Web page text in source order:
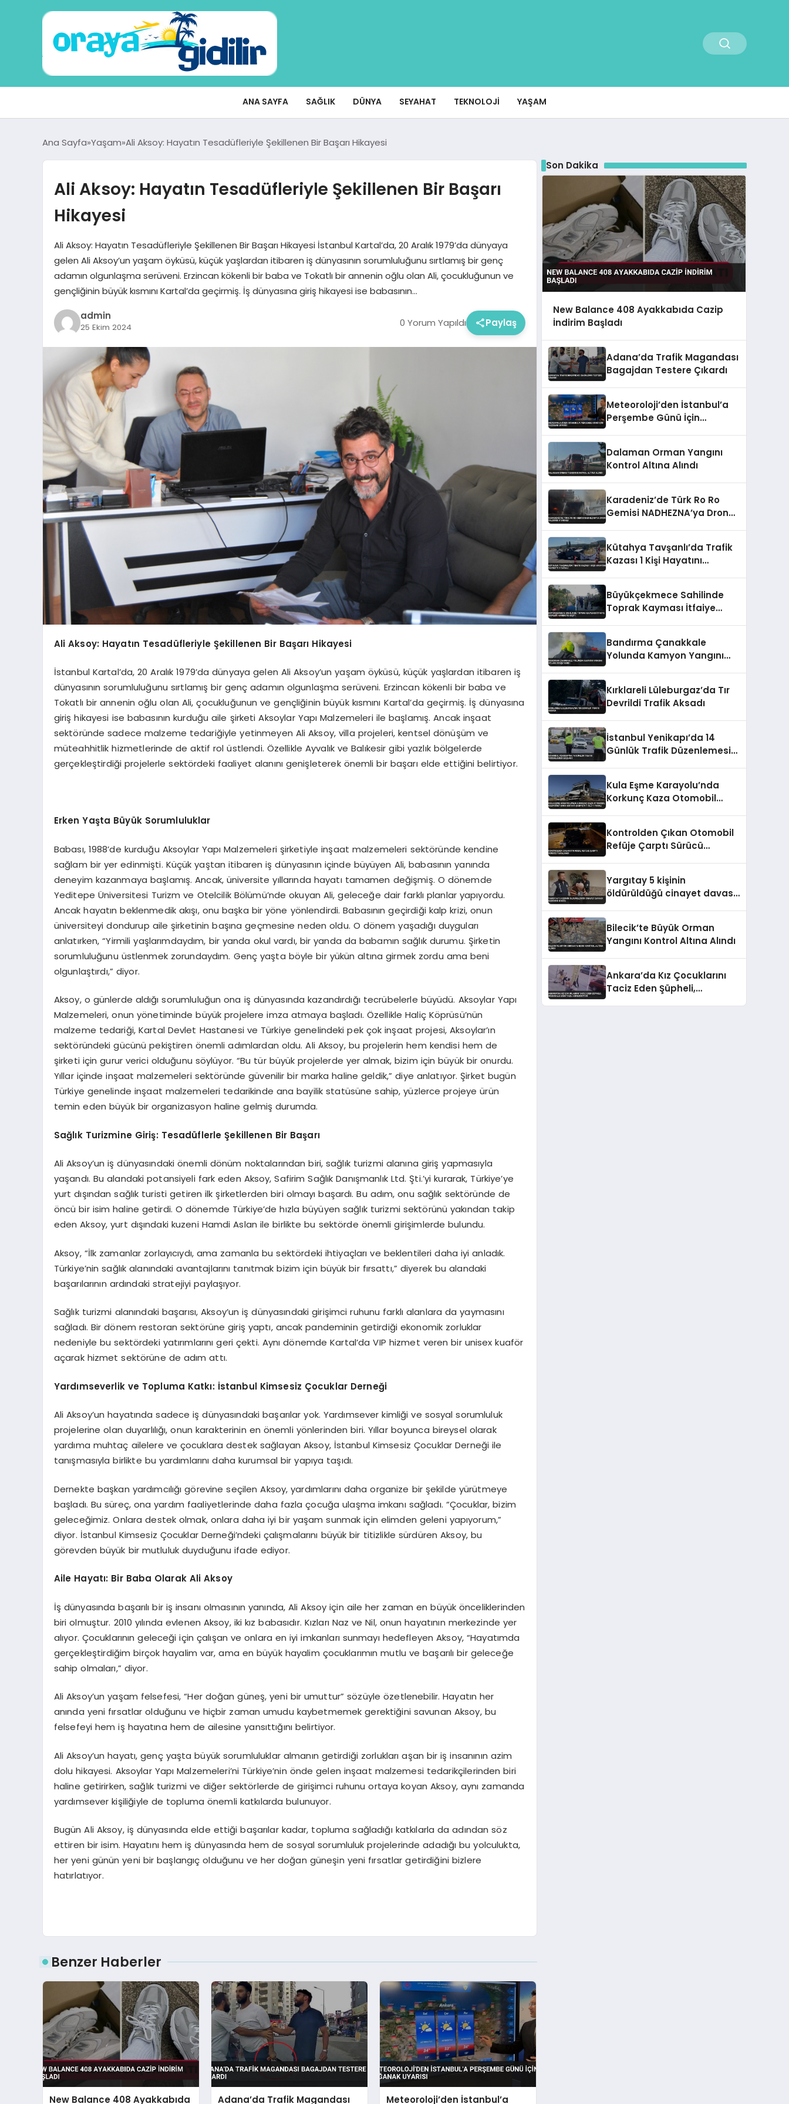
ANA SAYFA SAĞLIK DÜNYA SEYAHAT TEKNOLOJI YAŞAM
Ana Sayfa Yaşam Ali Aksoy: Hayatın Tesadüfleriyle Şekillenen Bir Başarı Hikayesi
Ali Aksoy: Hayatın Tesadüfleriyle Şekillenen Bir Başarı
Hikayesi
Ali Aksoy: Hayatın Tesadüfleriyle Şekillenen Bir Başarı Hikayesi İstanbul Kartal’da, 20 Aralık 1979’da dünyaya
gelen Ali Aksoy’un yaşam öyküsü, küçük yaşlardan itibaren iş dünyasının sorumluluğunu sırtlamış bir genç
adamın olgunlaşma serüveni. Erzincan kökenli bir baba ve Tokatlı bir annenin oğlu olan Ali, çocukluğunun ve
gençliğinin büyük kısmını Kartal’da geçirmiş. İş dünyasına giriş hikayesi ise babasının…
admin
25 Ekim 2024 0 Yorum Yapıldı Paylaş
Ali Aksoy: Hayatın Tesadüfleriyle Şekillenen Bir Başarı Hikayesi
İstanbul Kartal’da, 20 Aralık 1979’da dünyaya gelen Ali Aksoy’un yaşam öyküsü, küçük yaşlardan itibaren iş
dünyasının sorumluluğunu sırtlamış bir genç adamın olgunlaşma serüveni. Erzincan kökenli bir baba ve
Tokatlı bir annenin oğlu olan Ali, çocukluğunun ve gençliğinin büyük kısmını Kartal’da geçirmiş. İş dünyasına
giriş hikayesi ise babasının kurduğu aile şirketi Aksoylar Yapı Malzemeleri ile başlamış. Ancak inşaat
sektöründe sadece malzeme tedariğiyle yetinmeyen Ali Aksoy, villa projeleri, kentsel dönüşüm ve
müteahhitlik hizmetlerinde de aktif rol üstlendi. Özellikle Ayvalık ve Balıkesir gibi yazlık bölgelerde
gerçekleştirdiği projelerle sektördeki faaliyet alanını genişleterek önemli bir başarı elde ettiğini belirtiyor.
Erken Yaşta Büyük Sorumluluklar
Babası, 1988’de kurduğu Aksoylar Yapı Malzemeleri şirketiyle inşaat malzemeleri sektöründe kendine
sağlam bir yer edinmişti. Küçük yaştan itibaren iş dünyasının içinde büyüyen Ali, babasının yanında
deneyim kazanmaya başlamış. Ancak, üniversite yıllarında hayatı tamamen değişmiş. O dönemde
Yeditepe Üniversitesi Turizm ve Otelcilik Bölümü’nde okuyan Ali, geleceğe dair farklı planlar yapıyordu.
Ancak hayatın beklenmedik akışı, onu başka bir yöne yönlendirdi. Babasının geçirdiği kalp krizi, onun
üniversiteyi dondurup aile şirketinin başına geçmesine neden oldu. O dönem yaşadığı duyguları
anlatırken, “Yirmili yaşlarımdaydım, bir yanda okul vardı, bir yanda da babamın sağlık durumu. Şirketin
sorumluluğunu üstlenmek zorundaydım. Genç yaşta böyle bir yükün altına girmek zordu ama beni
olgunlaştırdı,” diyor.
Aksoy, o günlerde aldığı sorumluluğun ona iş dünyasında kazandırdığı tecrübelerle büyüdü. Aksoylar Yapı
Malzemeleri, onun yönetiminde büyük projelere imza atmaya başladı. Özellikle Haliç Köprüsü’nün
malzeme tedariği, Kartal Devlet Hastanesi ve Türkiye genelindeki pek çok inşaat projesi, Aksoylar’ın
sektöründeki gücünü pekiştiren önemli adımlardan oldu. Ali Aksoy, bu projelerin hem kendisi hem de
şirketi için gurur verici olduğunu söylüyor. “Bu tür büyük projelerde yer almak, bizim için büyük bir onurdu.
Yıllar içinde inşaat malzemeleri sektöründe güvenilir bir marka haline geldik,” diye anlatıyor. Şirket bugün
Türkiye genelinde inşaat malzemeleri tedarikinde ana bayilik statüsüne sahip, yüzlerce projeye ürün
temin eden büyük bir organizasyon haline gelmiş durumda.
Sağlık Turizmine Giriş: Tesadüflerle Şekillenen Bir Başarı
Ali Aksoy’un iş dünyasındaki önemli dönüm noktalarından biri, sağlık turizmi alanına giriş yapmasıyla
yaşandı. Bu alandaki potansiyeli fark eden Aksoy, Safirim Sağlık Danışmanlık Ltd. Şti.’yi kurarak, Türkiye’ye
yurt dışından sağlık turisti getiren ilk şirketlerden biri olmayı başardı. Bu adım, onu sağlık sektöründe de
öncü bir isim haline getirdi. O dönemde Türkiye’de hızla büyüyen sağlık turizmi sektörünü yakından takip
eden Aksoy, yurt dışındaki kuzeni Hamdi Aslan ile birlikte bu sektörde önemli girişimlerde bulundu.
Aksoy, “İlk zamanlar zorlayıcıydı, ama zamanla bu sektördeki ihtiyaçları ve beklentileri daha iyi anladık.
Türkiye’nin sağlık alanındaki avantajlarını tanıtmak bizim için büyük bir fırsattı,” diyerek bu alandaki
başarılarının ardındaki stratejiyi paylaşıyor.
Sağlık turizmi alanındaki başarısı, Aksoy’un iş dünyasındaki girişimci ruhunu farklı alanlara da yaymasını
sağladı. Bir dönem restoran sektörüne giriş yaptı, ancak pandeminin getirdiği ekonomik zorluklar
nedeniyle bu sektördeki yatırımlarını geri çekti. Aynı dönemde Kartal’da VIP hizmet veren bir unisex kuaför
açarak hizmet sektörüne de adım attı.
Yardımseverlik ve Topluma Katkı: İstanbul Kimsesiz Çocuklar Derneği
Ali Aksoy’un hayatında sadece iş dünyasındaki başarılar yok. Yardımsever kimliği ve sosyal sorumluluk
projelerine olan duyarlılığı, onun karakterinin en önemli yönlerinden biri. Yıllar boyunca bireysel olarak
yardıma muhtaç ailelere ve çocuklara destek sağlayan Aksoy, İstanbul Kimsesiz Çocuklar Derneği ile
tanışmasıyla birlikte bu yardımlarını daha kurumsal bir yapıya taşıdı.
Dernekte başkan yardımcılığı görevine seçilen Aksoy, yardımlarını daha organize bir şekilde yürütmeye
başladı. Bu süreç, ona yardım faaliyetlerinde daha fazla çocuğa ulaşma imkanı sağladı. “Çocuklar, bizim
geleceğimiz. Onlara destek olmak, onlara daha iyi bir yaşam sunmak için elimden geleni yapıyorum,”
diyor. İstanbul Kimsesiz Çocuklar Derneği’ndeki çalışmalarını büyük bir titizlikle sürdüren Aksoy, bu
görevden büyük bir mutluluk duyduğunu ifade ediyor.
Aile Hayatı: Bir Baba Olarak Ali Aksoy
İş dünyasında başarılı bir iş insanı olmasının yanında, Ali Aksoy için aile her zaman en büyük önceliklerinden
biri olmuştur. 2010 yılında evlenen Aksoy, iki kız babasıdır. Kızları Naz ve Nil, onun hayatının merkezinde yer
alıyor. Çocuklarının geleceği için çalışan ve onlara en iyi imkanları sunmayı hedefleyen Aksoy, “Hayatımda
gerçekleştirdiğim birçok hayalim var, ama en büyük hayalim çocuklarımın mutlu ve başarılı bir geleceğe
sahip olmaları,” diyor.
Ali Aksoy’un yaşam felsefesi, “Her doğan güneş, yeni bir umuttur” sözüyle özetlenebilir. Hayatın her
anında yeni fırsatlar olduğunu ve hiçbir zaman umudu kaybetmemek gerektiğini savunan Aksoy, bu
felsefeyi hem iş hayatına hem de ailesine yansıttığını belirtiyor.
Ali Aksoy’un hayatı, genç yaşta büyük sorumluluklar almanın getirdiği zorlukları aşan bir iş insanının azim
dolu hikayesi. Aksoylar Yapı Malzemeleri’ni Türkiye’nin önde gelen inşaat malzemesi tedarikçilerinden biri
haline getirirken, sağlık turizmi ve diğer sektörlerde de girişimci ruhunu ortaya koyan Aksoy, aynı zamanda
yardımsever kişiliğiyle de topluma önemli katkılarda bulunuyor.
Bugün Ali Aksoy, iş dünyasında elde ettiği başarılar kadar, topluma sağladığı katkılarla da adından söz
ettiren bir isim. Hayatını hem iş dünyasında hem de sosyal sorumluluk projelerinde adadığı bu yolculukta,
her yeni günün yeni bir başlangıç olduğunu ve her doğan güneşin yeni fırsatlar getirdiğini bizlere
hatırlatıyor.
Benzer Haberler
New Balance 408 Ayakkabıda Adana’da Trafik Magandası Meteoroloji’den İstanbul’a
Son Dakika
New Balance 408 Ayakkabıda Cazip
İndirim Başladı
Adana’da Trafik Magandası
Bagajdan Testere Çıkardı
Meteoroloji’den İstanbul’a
Perşembe Günü İçin
Dalaman Orman Yangını
Kontrol Altına Alındı
Karadeniz’de Türk Ro Ro
Gemisi NADHEZNA’ya Dron
Kütahya Tavşanlı’da Trafik
Kazası 1 Kişi Hayatını
Büyükçekmece Sahilinde
Toprak Kayması İtfaiye
Bandırma Çanakkale
Yolunda Kamyon Yangını
Kırklareli Lüleburgaz’da Tır
Devrildi Trafik Aksadı
İstanbul Yenikapı’da 14
Günlük Trafik Düzenlemesi
Kula Eşme Karayolu’nda
Korkunç Kaza Otomobil
Kontrolden Çıkan Otomobil
Refüje Çarptı Sürücü
Yargıtay 5 kişinin
öldürüldüğü cinayet davası
Bilecik’te Büyük Orman
Yangını Kontrol Altına Alındı
Ankara’da Kız Çocuklarını
Taciz Eden Şüpheli,